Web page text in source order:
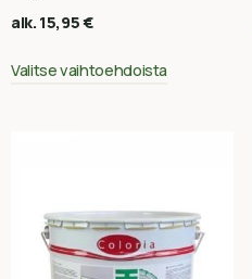
alk. 15,95€
Valitse vaihtoehdoista